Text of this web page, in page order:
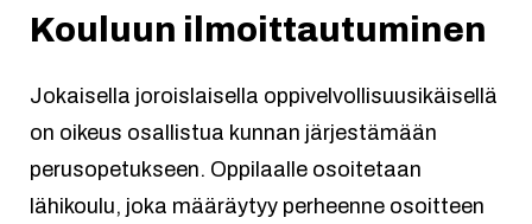
Kouluun ilmoittautuminen
Jokaisella joroislaisella oppivelvollisuusikäisellä
on oikeus osallistua kunnan järjestämään
perusopetukseen. Oppilaalle osoitetaan
lähikoulu, joka määräytyy perheenne osoitteen